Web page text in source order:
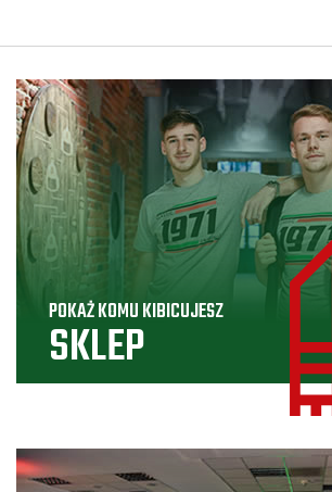
POKAŻ KOMU KIBICUJESZ
SKLEP